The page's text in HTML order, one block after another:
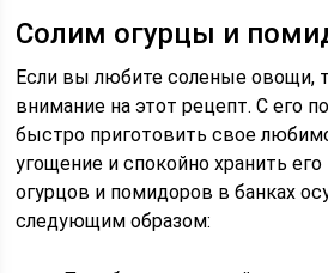
Солим огурцы и
Если вы любите соленые овощи,
внимание на этот рецепт. С
быстро приготовить свое
угощение и спокойно хранить
огурцов и помидоров в банках
следующим образом: